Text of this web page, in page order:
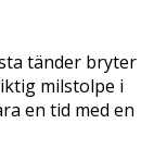
tänder bryter
milstolpe i
en tid med en